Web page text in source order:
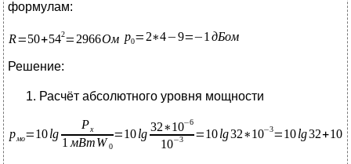
формулам:
Решение:
Расчёт абсолютного уровня мощности